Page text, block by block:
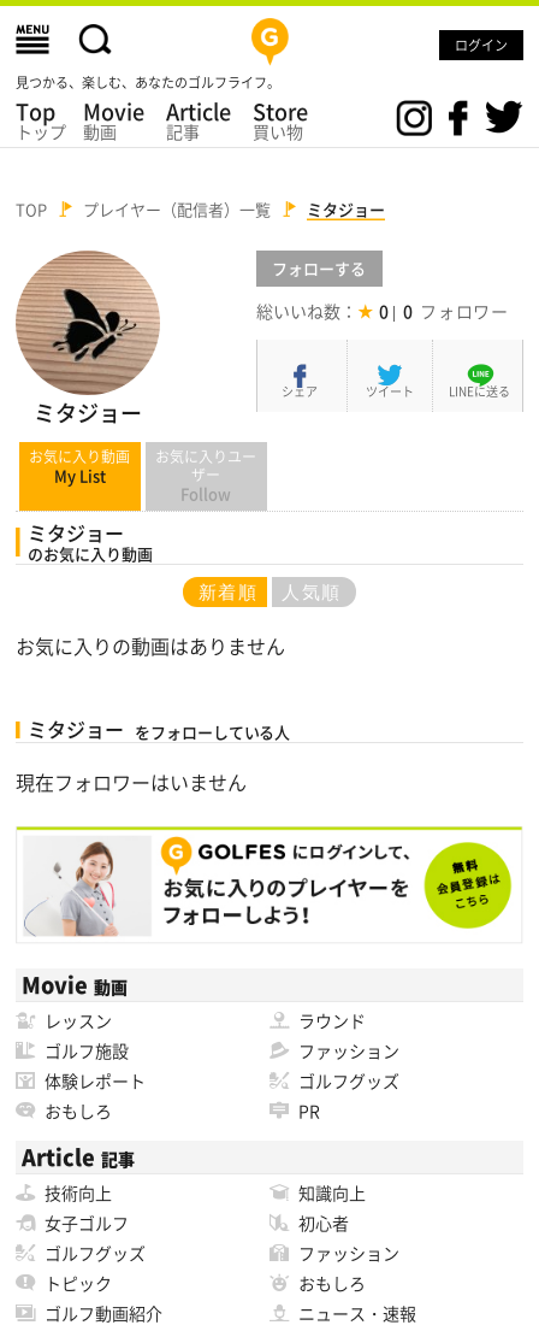
ログイン
見つかる、楽しむ、あなたのゴルフライフ。
Top
トップ
Movie
動画
Article
記事
Store
買い物
TOP プレイヤー（配信者）一覧 ミタジョー
ミタジョー
フォローする
総いいね数： 0 0
シェア ツイート LINEに送る
お気に入り動画
My List
お気に入りユー
ザー
Follow
ミタジョー
のお気に入り動画
新着順 人気順
お気に入りの動画はありません
ミタジョー をフォローしている人
現在フォロワーはいません
Movie 動画
レッスン
ラウンド
ゴルフ施設
ファッション
体験レポート
ゴルフグッズ
おもしろ
PR
Article 記事
技術向上
知識向上
女子ゴルフ
初心者
ゴルフグッズ
ファッション
トピック
おもしろ
ゴルフ動画紹介
ニュース・速報